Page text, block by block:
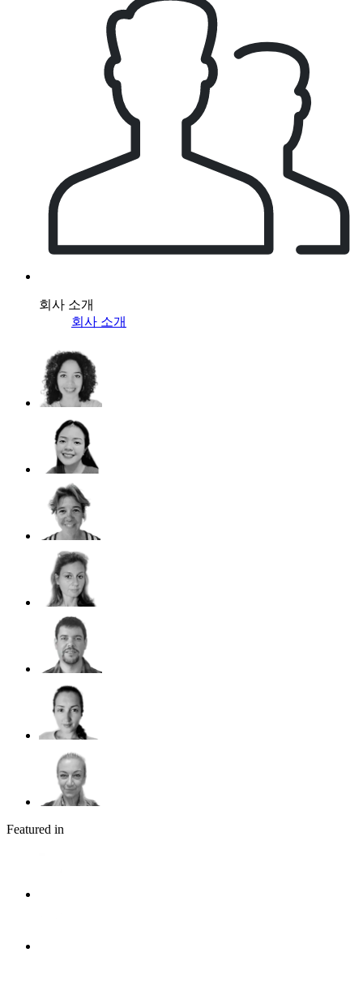
회사 소개
회사 소개
Featured in